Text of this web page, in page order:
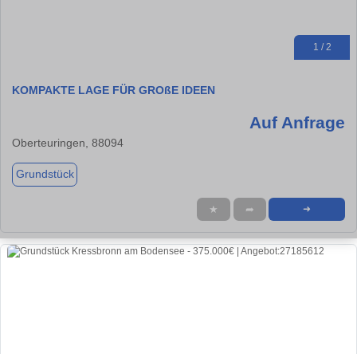
1 / 2
KOMPAKTE LAGE FÜR GROßE IDEEN
Auf Anfrage
Oberteuringen, 88094
Grundstück
★ ➦ ➜